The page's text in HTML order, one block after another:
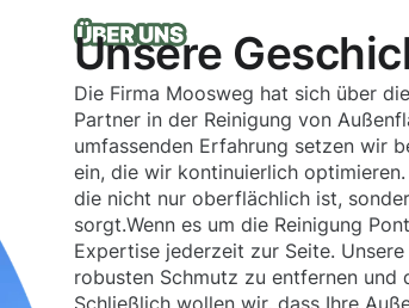
Unsere
Die Firma Moosweg hat sich über
Partner in der Reinigung von
umfassenden Erfahrung setzen wir
ein, die wir kontinuierlich
die nicht nur oberflächlich ist,
sorgt.Wenn es um die Reinigung
Expertise jederzeit zur Seite.
robusten Schmutz zu entfernen und